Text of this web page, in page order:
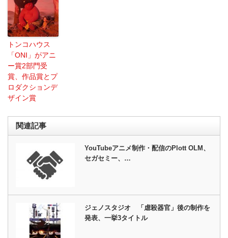
トンコハウス
「ONI」がアニ
ー賞2部門受
賞、作品賞とプ
ロダクションデ
ザイン賞
関連記事
YouTubeアニメ制作・配信のPlott OLM、
セガセミー、…
ジェノスタジオ 「虐殺器官」後の制作を
発表、一挙3タイトル